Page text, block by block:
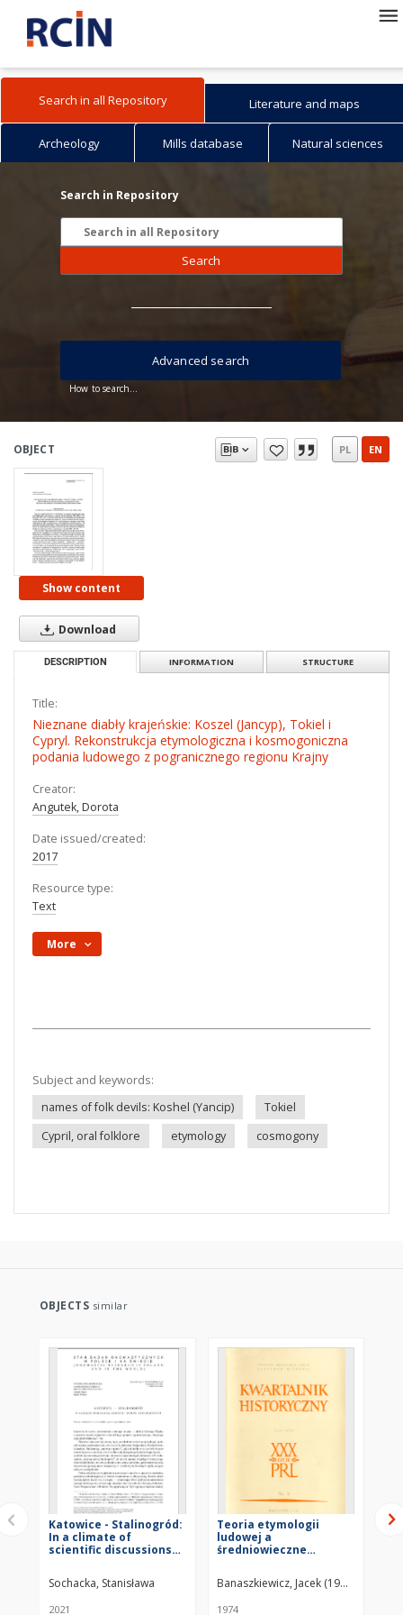
Search in all Repository Literature and maps
Archeology Mills database Natural sciences
Search in Repository
Search
How to search...
Advanced search
OBJECT PL EN
Show content
Download
DESCRIPTION INFORMATION STRUCTURE
Title:
Nieznane diabły krajeńskie: Koszel (Jancyp), Tokiel i
Cypryl. Rekonstrukcja etymologiczna i kosmogoniczna
podania ludowego z pogranicznego regionu Krajny
Creator:
Angutek, Dorota
Date issued/created:
2017
Resource type:
Text
More
Subject and keywords:
names of folk devils: Koshel (Yancip)
Tokiel
Cypril, oral folklore
etymology cosmogony
OBJECTS similar
Katowice - Stalinogród:
In a climate of
scientific discussions
disputes
Sochacka, Stanisława
2021
Teoria etymologii
ludowej a
średniowieczne
Banaszkiewicz, Jacek (1947– )
1974